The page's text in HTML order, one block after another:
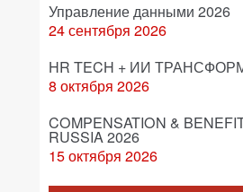
Управление данными 2026
24 сентября 2026
HR TECH + ИИ
8 октября 2026
COMPENSATION &
RUSSIA 2026
15 октября 2026